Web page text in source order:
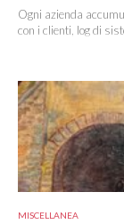
Ogni azienda
con i clienti, log di
MISCELLANEA